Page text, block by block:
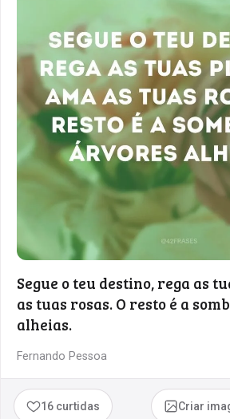
Segue o teu destino, rega as
as tuas rosas. O resto é a
alheias.
Fernando Pessoa
16 curtidas Criar